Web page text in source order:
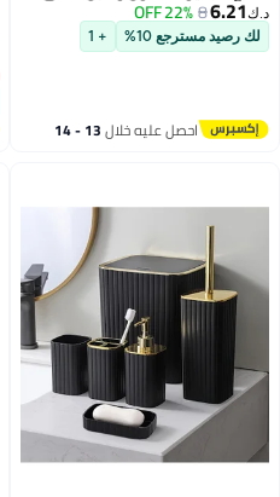
للأطفال والرضع، مريح للاستخدام
المنزلي – أخضر
د.ك‏6.21
8
22% OFF
لك رصيد مسترجع 10% + 1
احصل عليه خلال 13 - 14